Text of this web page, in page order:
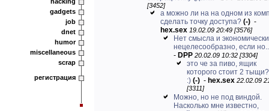
gadgets
job
dnet
humor
miscellaneous
scrap
регистрация
[3452]
а можно ли на на одном из
сделать точку доступа? (-) -
hex.sex 19.02.09 20:49 [3576]
Нет смысла и экономически
нецелесообразно, если
- DPP 20.02.09 10:32 [3304]
это че за пиво, ящик
которого стоит 2 тыщи?
:) (-) - hex.sex 22.02.09
[3311]
Можно, но не под виндой.
Насколько мне известно,